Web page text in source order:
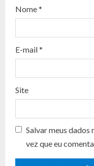
d
n
g
Nome*
E-mail*
Site
Salvar meus dados
vez que eu